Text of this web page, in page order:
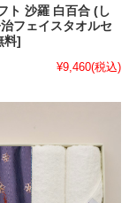
ト 沙羅 白百合 (し
フェイスタオルセ
料]
¥9,460(税込)